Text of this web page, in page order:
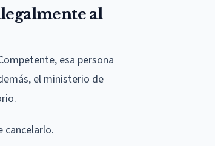
al
esa persona
el ministerio de
cancelarlo.